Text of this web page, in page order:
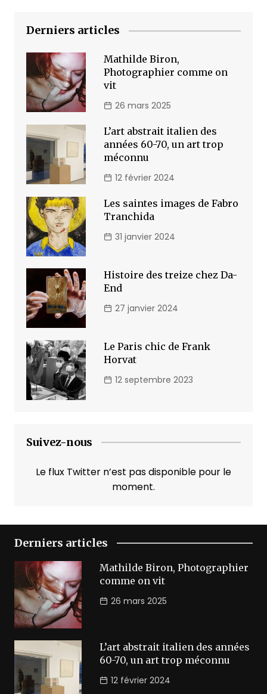
Derniers articles
Mathilde Biron,
Photographier comme on
vit
26 mars 2025
L’art abstrait italien des
années 60-70, un art trop
méconnu
12 février 2024
Les saintes images de Fabro
Tranchida
31 janvier 2024
Histoire des treize chez Da-
End
27 janvier 2024
Le Paris chic de Frank
Horvat
12 septembre 2023
Suivez-nous
Le flux Twitter n’est pas disponible pour le
moment.
Derniers articles
Mathilde Biron, Photographier
comme on vit
26 mars 2025
L’art abstrait italien des années
60-70, un art trop méconnu
12 février 2024